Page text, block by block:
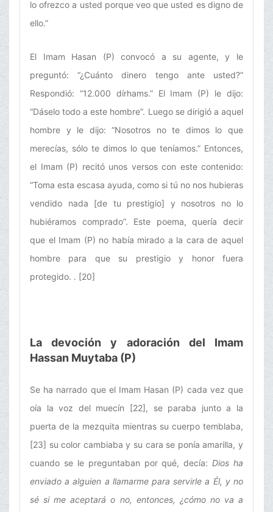
lo ofrezco a usted porque veo que usted es digno de
ello.”
El Imam Hasan (P) convocó a su agente, y le
preguntó: “¿Cuánto dinero tengo ante usted?”
Respondió: “12.000 dírhams.” El Imam (P) le dijo:
“Dáselo todo a este hombre”. Luego se dirigió a aquel
hombre y le dijo: “Nosotros no te dimos lo que
merecías, sólo te dimos lo que teníamos.” Entonces,
el Imam (P) recitó unos versos con este contenido:
“Toma esta escasa ayuda, como si tú no nos hubieras
vendido nada [de tu prestigio] y nosotros no lo
hubiéramos comprado”. Este poema, quería decir
que el Imam (P) no había mirado a la cara de aquel
hombre para que su prestigio y honor fuera
protegido. . [20]
La devoción y adoración del Imam
Hassan Muytaba (P)
Se ha narrado que el Imam Hasan (P) cada vez que
oía la voz del muecín [22], se paraba junto a la
puerta de la mezquita mientras su cuerpo temblaba,
[23] su color cambiaba y su cara se ponía amarilla, y
cuando se le preguntaban por qué, decía: Dios ha
enviado a alguien a llamarme para servirle a Él, y no
sé si me aceptará o no, entonces, ¿cómo no va a